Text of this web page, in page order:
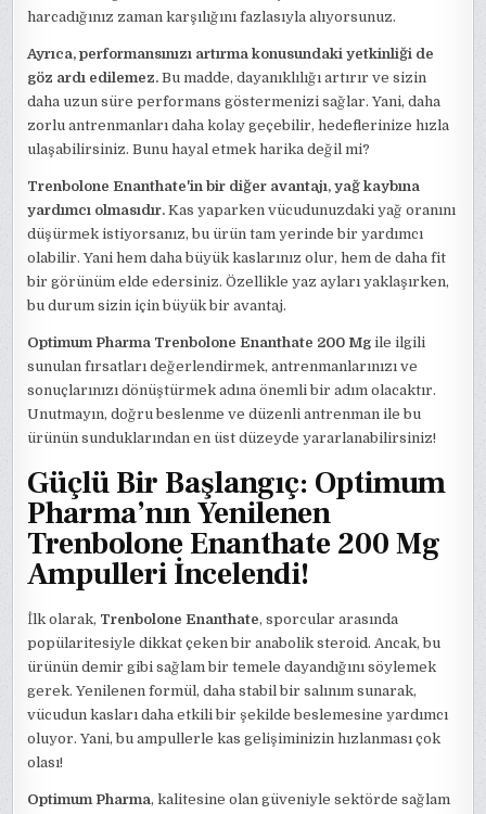
harcadığınız zaman karşılığını fazlasıyla alıyorsunuz.
Ayrıca, performansınızı artırma konusundaki yetkinliği de
göz ardı edilemez. Bu madde, dayanıklılığı artırır ve sizin
daha uzun süre performans göstermenizi sağlar. Yani, daha
zorlu antrenmanları daha kolay geçebilir, hedeflerinize hızla
ulaşabilirsiniz. Bunu hayal etmek harika değil mi?
Trenbolone Enanthate'in bir diğer avantajı, yağ kaybına
yardımcı olmasıdır. Kas yaparken vücudunuzdaki yağ oranını
düşürmek istiyorsanız, bu ürün tam yerinde bir yardımcı
olabilir. Yani hem daha büyük kaslarınız olur, hem de daha fit
bir görünüm elde edersiniz. Özellikle yaz ayları yaklaşırken,
bu durum sizin için büyük bir avantaj.
Optimum Pharma Trenbolone Enanthate 200 Mg ile ilgili
sunulan fırsatları değerlendirmek, antrenmanlarınızı ve
sonuçlarınızı dönüştürmek adına önemli bir adım olacaktır.
Unutmayın, doğru beslenme ve düzenli antrenman ile bu
ürünün sunduklarından en üst düzeyde yararlanabilirsiniz!
Güçlü Bir Başlangıç: Optimum
Pharma’nın Yenilenen
Trenbolone Enanthate 200 Mg
Ampulleri İncelendi!
İlk olarak, Trenbolone Enanthate, sporcular arasında
popülaritesiyle dikkat çeken bir anabolik steroid. Ancak, bu
ürünün demir gibi sağlam bir temele dayandığını söylemek
gerek. Yenilenen formül, daha stabil bir salınım sunarak,
vücudun kasları daha etkili bir şekilde beslemesine yardımcı
oluyor. Yani, bu ampullerle kas gelişiminizin hızlanması çok
olası!
Optimum Pharma, kalitesine olan güveniyle sektörde sağlam